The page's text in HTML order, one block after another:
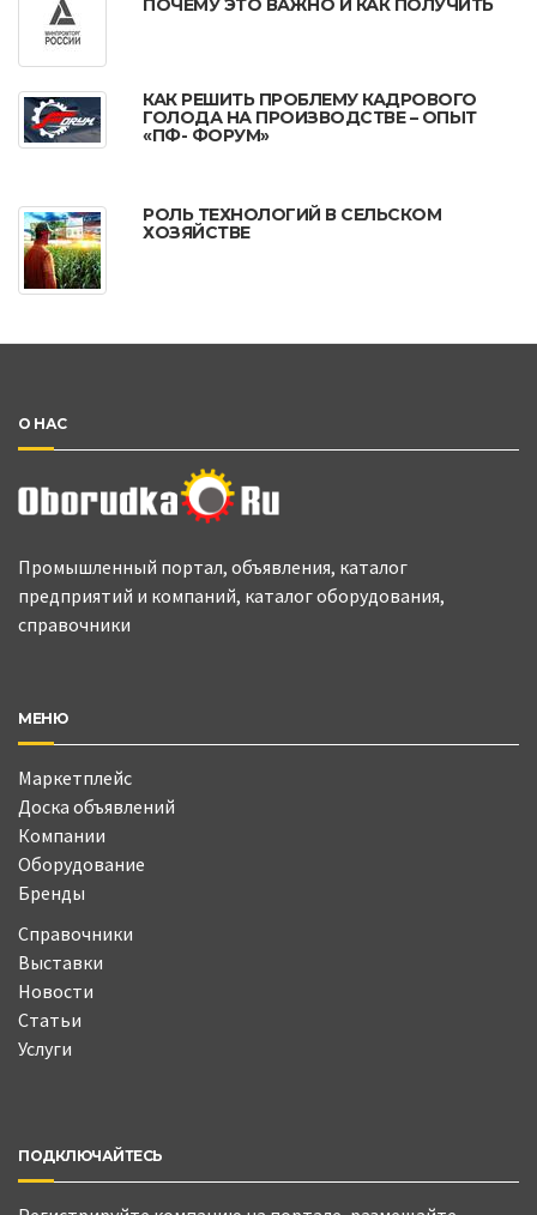
ПОЧЕМУ ЭТО ВАЖНО И КАК ПОЛУЧИТЬ
КАК РЕШИТЬ ПРОБЛЕМУ КАДРОВОГО
ГОЛОДА НА ПРОИЗВОДСТВЕ – ОПЫТ
«ПФ- ФОРУМ»
РОЛЬ ТЕХНОЛОГИЙ В СЕЛЬСКОМ
ХОЗЯЙСТВЕ
О НАС
Промышленный портал, объявления, каталог
предприятий и компаний, каталог оборудования,
справочники
МЕНЮ
Маркетплейс
Доска объявлений
Компании
Оборудование
Бренды
Справочники
Выставки
Новости
Статьи
Услуги
ПОДКЛЮЧАЙТЕСЬ